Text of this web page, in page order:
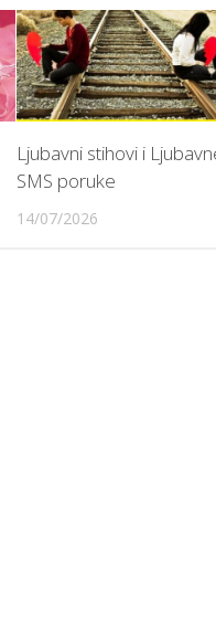
Ljubavni stihovi i
SMS poruke
14/07/2026